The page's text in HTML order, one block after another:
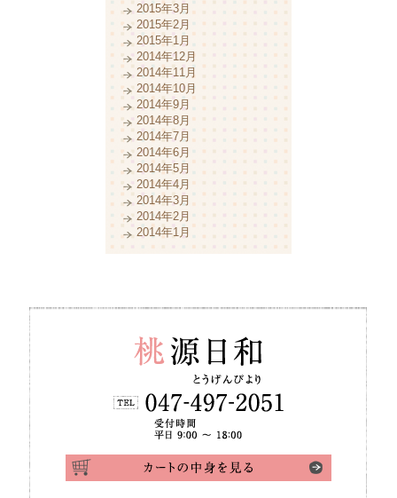
2015年3月
2015年2月
2015年1月
2014年12月
2014年11月
2014年10月
2014年9月
2014年8月
2014年7月
2014年6月
2014年5月
2014年4月
2014年3月
2014年2月
2014年1月